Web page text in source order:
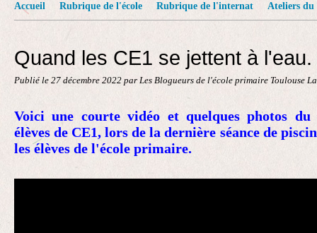
Accueil Rubrique de l'école Rubrique de l'internat Ateliers du
Quand les CE1 se jettent à l'eau.
Publié le 27 décembre 2022 par Les Blogueurs de l'école primaire Toulouse
Voici une courte vidéo et quelques photos du
élèves de CE1, lors de la dernière séance de
les élèves de l'école primaire.